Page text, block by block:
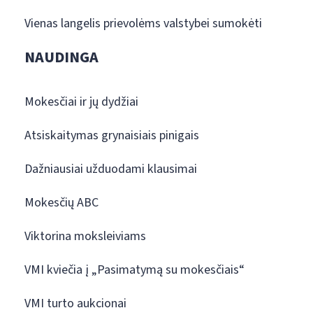
Vienas langelis prievolėms valstybei sumokėti
NAUDINGA
Mokesčiai ir jų dydžiai
Atsiskaitymas grynaisiais pinigais
Dažniausiai užduodami klausimai
Mokesčių ABC
Viktorina moksleiviams
VMI kviečia į „Pasimatymą su mokesčiais“
VMI turto aukcionai